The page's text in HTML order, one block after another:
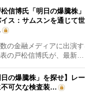
松信博氏「明日の爆騰株
ス：サムスンを通じて
の金融メディアに出演
の戸松信博氏が、最新…
日の爆騰株」を探せ】レ
可欠な検査装…